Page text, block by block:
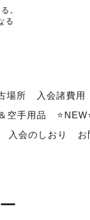
。
る
場所 入会諸費用
空手用品
入会のしおり お